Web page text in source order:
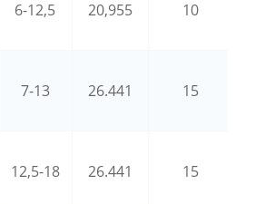
6-12,5 20,955 10
7-13 26.441 15
12,5-18 26.441 15